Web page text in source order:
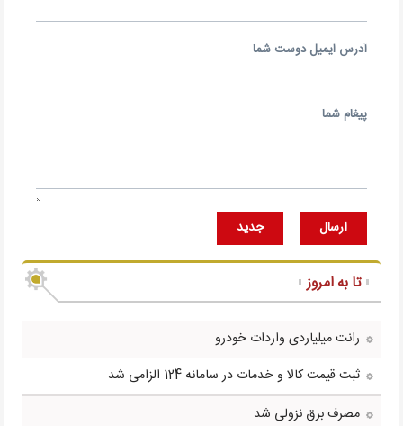
آدرس ايميل دوست شما
پيغام شما
ارسال جديد
تا به امروز
رانت میلیاردی واردات خودرو
ثبت قیمت کالا و خدمات در سامانه 124 الزامی شد
مصرف برق نزولی شد